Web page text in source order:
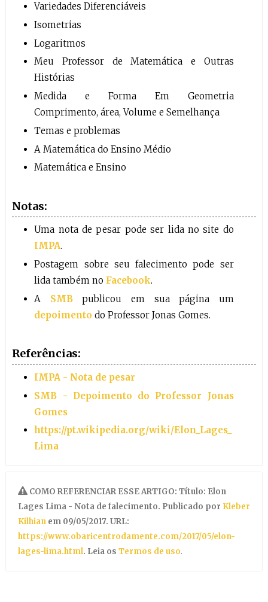
Variedades Diferenciáveis
Isometrias
Logaritmos
Meu Professor de Matemática e Outras
Histórias
Medida e Forma Em Geometria
Comprimento, área, Volume e Semelhança
Temas e problemas
A Matemática do Ensino Médio
Matemática e Ensino
Notas:
Uma nota de pesar pode ser lida no site do
IMPA.
Postagem sobre seu falecimento pode ser
lida também no Facebook.
A SMBpublicou em sua página um
depoimentodo Professor Jonas Gomes.
Referências:
IMPA - Nota de pesar
SMB - Depoimento do Professor Jonas
Gomes
https://pt.wikipedia.org/wiki/Elon_Lages_
Lima
COMO REFERENCIAR ESSE ARTIGO: Título: Elon
Lages Lima - Nota de falecimento. Publicado por Kleber
Kilhian em 09/05/2017. URL:
https://www.obaricentrodamente.com/2017/05/elon-
lages-lima.html. Leia os Termos de uso.